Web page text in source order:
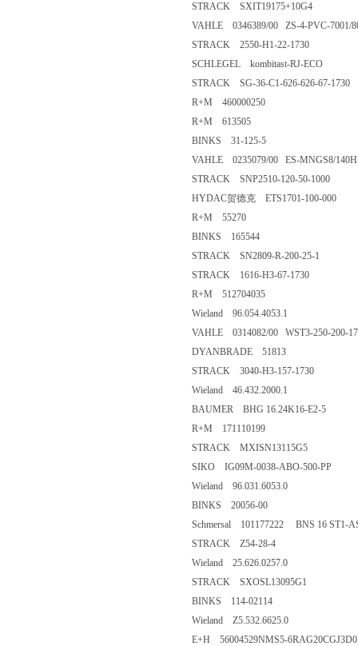
STRACK SXIT19175+10G4
VAHLE 0346389/00 ZS-4-PVC-7001/
STRACK 2550-H1-22-1730
SCHLEGEL kombitast-RJ-ECO
STRACK SG-36-C1-626-626-67-1730
R+M 460000250
R+M 613505
BINKS 31-125-5
VAHLE 0235079/00 ES-MNGS8/
STRACK SNP2510-120-50-1000
HYDAC贺德克 ETS1701-100-000
R+M 55270
BINKS 165544
STRACK SN2809-R-200-25-1
STRACK 1616-H3-67-1730
R+M 512704035
Wieland 96.054.4053.1
VAHLE 0314082/00 WST3-250-200-
DYANBRADE 51813
STRACK 3040-H3-157-1730
Wieland 46.432.2000.1
BAUMER BHG 16.24K16-E2-5
R+M 171110199
STRACK MXISN13115G5
SIKO IG09M-0038-ABO-500-PP
Wieland 96.031.6053.0
BINKS 20056-00
Schmersal 101177222 BNS 16 ST1-
STRACK Z54-28-4
Wieland 25.626.0257.0
STRACK SXOSL13095G1
BINKS 114-02114
Wieland Z5.532.6625.0
E+H 56004529NMS5-